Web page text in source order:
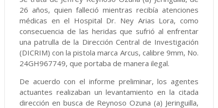
26 años, quien falleció mientras recibía atenciones
médicas en el Hospital Dr. Ney Arias Lora, como
consecuencia de las heridas que sufrió al enfrentar
una patrulla de la Dirección Central de Investigación
(DICRIM) con la pistola marca Arcus, calibre 9mm, No.
24GH967749, que portaba de manera ilegal.
De acuerdo con el informe preliminar, los agentes
actuantes realizaban un levantamiento en la citada
dirección en busca de Reynoso Ozuna (a) Jeringuilla,